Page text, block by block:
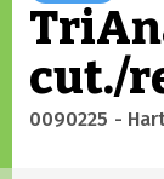
cut./
0090225 -